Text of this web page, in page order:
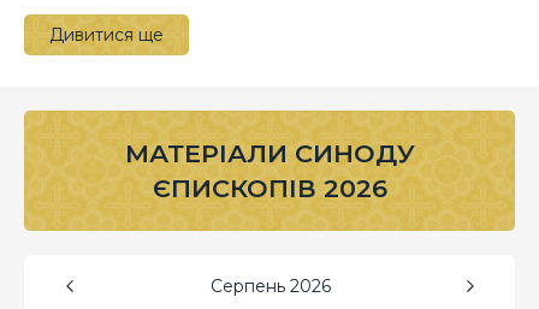
Дивитися ще
МАТЕРІАЛИ СИНОДУ
ЄПИСКОПІВ 2026
Серпень 2026